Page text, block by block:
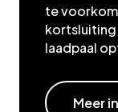
te
laadpaal
Meer